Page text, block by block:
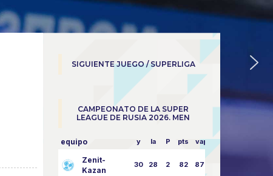
SIGUIENTE JUEGO / SUPERLIGA
CAMPEONATO DE LA SUPER
LEAGUE DE RUSIA 2026. MEN
equipo y la P pts vapor
Zenit-
Kazan
30 28 2 82 87:24